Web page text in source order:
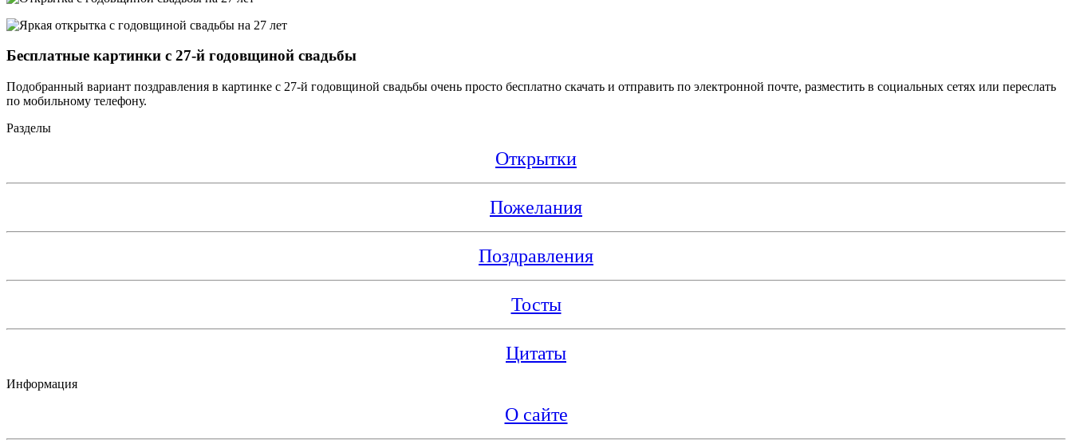
Бесплатные картинки с 27-й годовщиной свадьбы
Подобранный вариант поздравления в картинке с 27-й годовщиной свадьбы очень просто бесплатно скачать и отправить по электронной почте, разместить в социальных сетях или переслать
по мобильному телефону.
Разделы
Открытки
Пожелания
Поздравления
Тосты
Цитаты
Информация
О сайте